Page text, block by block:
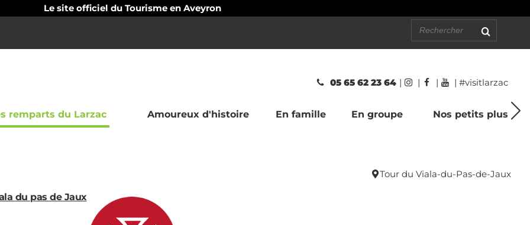
Le site officiel du Tourisme en Aveyron
05 65 62 23 64 | | | | #visitlarzac
remparts du Larzac Amoureux d'histoire En famille En groupe Nos petits plus
Tour du Viala-du-Pas-de-Jaux
du pas de Jaux